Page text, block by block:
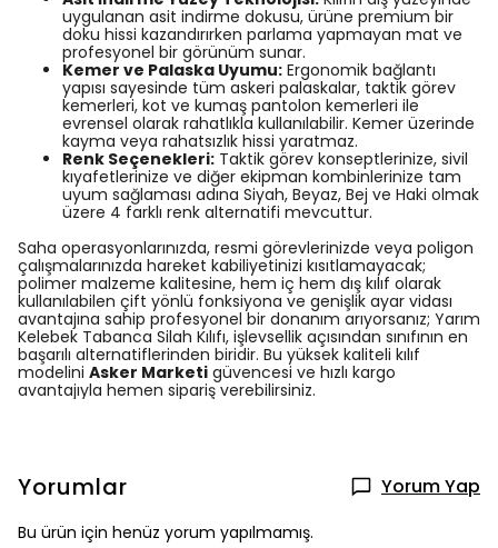
uygulanan asit indirme dokusu, ürüne premium bir
doku hissi kazandırırken parlama yapmayan mat ve
profesyonel bir görünüm sunar.
Kemer ve Palaska Uyumu: Ergonomik bağlantı
yapısı sayesinde tüm askeri palaskalar, taktik görev
kemerleri, kot ve kumaş pantolon kemerleri ile
evrensel olarak rahatlıkla kullanılabilir. Kemer üzerinde
kayma veya rahatsızlık hissi yaratmaz.
Renk Seçenekleri: Taktik görev konseptlerinize, sivil
kıyafetlerinize ve diğer ekipman kombinlerinize tam
uyum sağlaması adına Siyah, Beyaz, Bej ve Haki olmak
üzere 4 farklı renk alternatifi mevcuttur.
Saha operasyonlarınızda, resmi görevlerinizde veya poligon
çalışmalarınızda hareket kabiliyetinizi kısıtlamayacak;
polimer malzeme kalitesine, hem iç hem dış kılıf olarak
kullanılabilen çift yönlü fonksiyona ve genişlik ayar vidası
avantajına sahip profesyonel bir donanım arıyorsanız; Yarım
Kelebek Tabanca Silah Kılıfı, işlevsellik açısından sınıfının en
başarılı alternatiflerinden biridir. Bu yüksek kaliteli kılıf
modelini Asker Marketi güvencesi ve hızlı kargo
avantajıyla hemen sipariş verebilirsiniz.
Yorumlar Yorum Yap
Bu ürün için henüz yorum yapılmamış.